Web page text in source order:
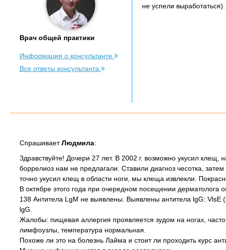
Врач общей практики
Информация о консультанте
Все ответы консультанта
не успели выработаться).
СпрашиваетЛюдмила:
Здравствуйте! Дочери 27 лет. В 2002 г. возможно укусил
боррелиоз нам не предлагали. Ставили диагноз чесотка,
точно укусил клещ в области ноги, мы клеща извлекли.
В октябре этого года при очередном посещении
138 Антитела LgM не выявлены. Выявлены антитела lgG: VlsE
lgG.
Жалобы: пищевая аллергия проявляется зудом на ногах,
лимфоузлы, температура нормальная.
Похоже ли это на болезнь Лайма и стоит ли проходить курс